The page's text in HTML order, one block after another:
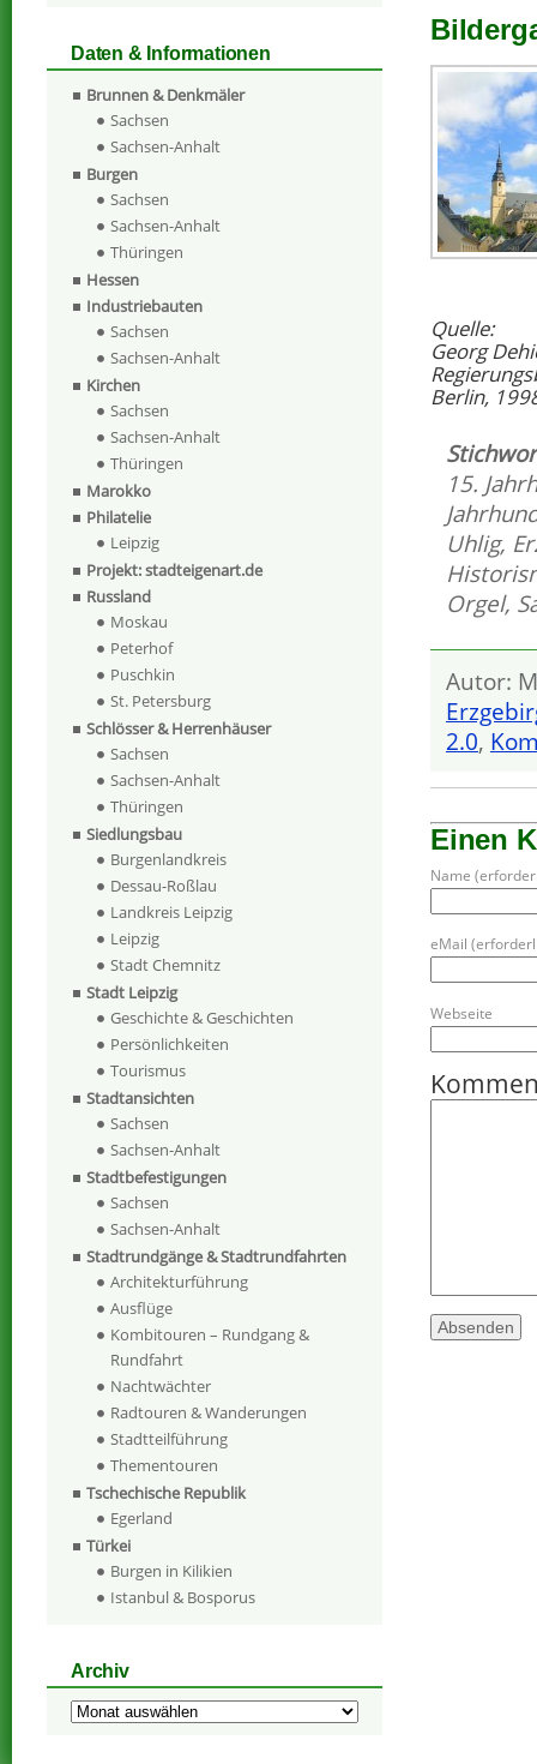
Quelle:
Georg
Berlin,
15.
Uhlig,
Orgel,
Autor:
2.0,
Einen
Name
eMail
Webseite
Daten & Informationen
Brunnen & Denkmäler
Sachsen
Sachsen-Anhalt
Burgen
Sachsen
Sachsen-Anhalt
Thüringen
Hessen
Industriebauten
Sachsen
Sachsen-Anhalt
Kirchen
Sachsen
Sachsen-Anhalt
Thüringen
Marokko
Philatelie
Leipzig
Projekt: stadteigenart.de
Russland
Moskau
Peterhof
Puschkin
St. Petersburg
Schlösser & Herrenhäuser
Sachsen
Sachsen-Anhalt
Thüringen
Siedlungsbau
Burgenlandkreis
Dessau-Roßlau
Landkreis Leipzig
Leipzig
Stadt Chemnitz
Stadt Leipzig
Geschichte & Geschichten
Persönlichkeiten
Tourismus
Stadtansichten
Sachsen
Sachsen-Anhalt
Stadtbefestigungen
Sachsen
Sachsen-Anhalt
Stadtrundgänge & Stadtrundfahrten
Architekturführung
Ausflüge
Kombitouren – Rundgang &
Rundfahrt
Nachtwächter
Radtouren & Wanderungen
Stadtteilführung
Thementouren
Tschechische Republik
Egerland
Türkei
Burgen in Kilikien
Istanbul & Bosporus
Archiv
Archiv